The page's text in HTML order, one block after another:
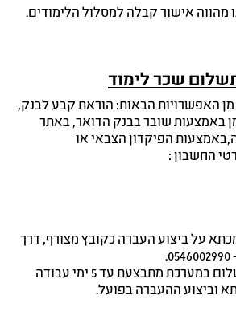
אישור קבלה למסלול הלימודים.
שכר לימוד
האפשרויות הבאות: הוראת קבע לבנק,
באמצעות שובר בבנק הדואר, באתר
הפיקדון הצבאיאו
החשבון :
על ביצוע העברה כקובץ מצורף, דרך
שים לב, קליטת התשלום במערכת מתבצעת עד 5 ימי עבודה
וביצוע ההעברה בפועל.